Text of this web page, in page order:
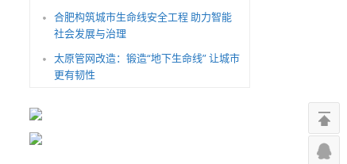
合肥构筑城市生命线安全工程 助力智能
社会发展与治理
太原管网改造：锻造“地下生命线” 让城市
更有韧性